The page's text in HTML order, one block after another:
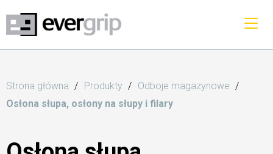
Strona główna Produkty
Odboje magazynowe
Osłona słupa, osłony na słupy i filary